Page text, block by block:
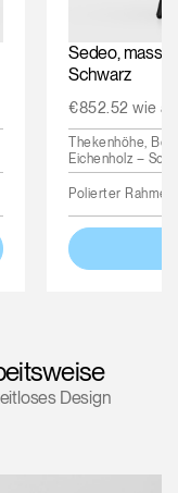
Sedeo,
Schwarz
€852.52 wie
Thekenhöhe,
Eichenholz –
Polierter
Design